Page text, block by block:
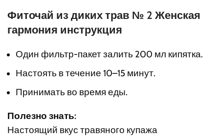
Фиточай из диких трав № 2 Женская
гармония инструкция
Один фильтр-пакет залить 200 мл кипятка.
Настоять в течение 10–15 минут.
Принимать во время еды.
Полезно знать:
Настоящий вкус травяного купажа